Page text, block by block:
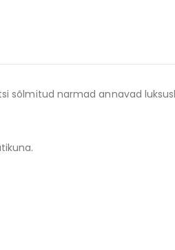
sõlmitud narmad annavad